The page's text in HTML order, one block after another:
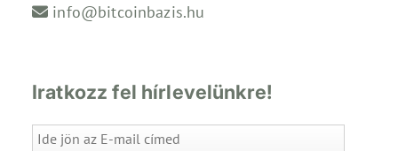
info@bitcoinbazis.hu
Iratkozz fel hírlevelünkre!